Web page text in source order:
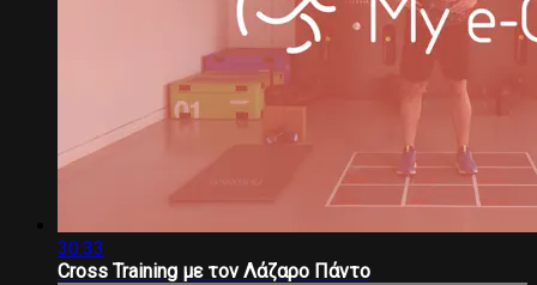
30:33
Cross Training με τον Λάζαρο Πάντο